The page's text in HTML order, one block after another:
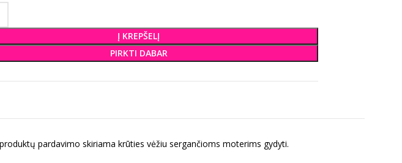
Į KREPŠELĮ
PIRKTI DABAR
pardavimo skiriama krūties vėžiu sergančioms moterims gydyti.